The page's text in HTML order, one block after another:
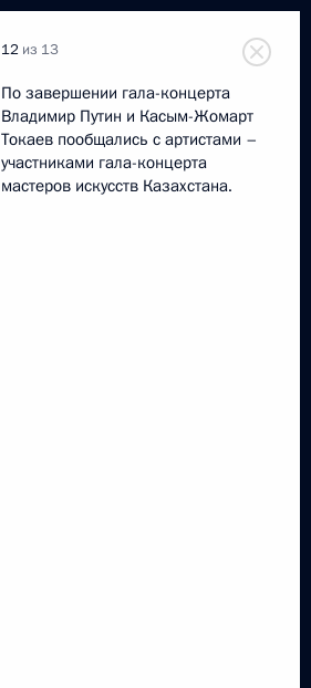
12 из 13
По завершении гала-концерта
Владимир Путин и Касым-Жомарт
Токаев пообщались с артистами –
участниками гала-концерта
мастеров искусств Казахстана.